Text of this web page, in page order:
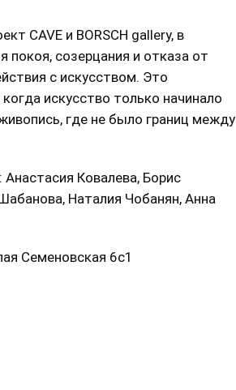
CAVE и BORSCH gallery, в
созерцания и отказа от
с искусством. Это
искусство только начинало
где не было границ между
Ковалева, Борис
Наталия Чобанян, Анна
Семеновская 6с1